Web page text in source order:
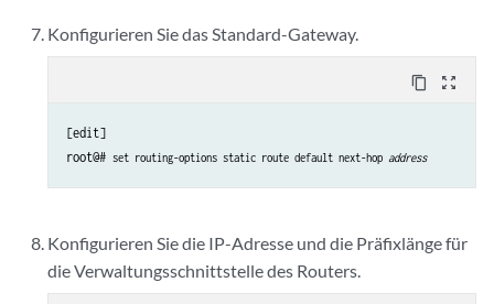
Konfigurieren Sie das Standard-Gateway.
content_copy zoom_out_map
[edit]
root@# set routing-options static route default next-hop address
Konfigurieren Sie die IP-Adresse und die Präfixlänge für
die Verwaltungsschnittstelle des Routers.